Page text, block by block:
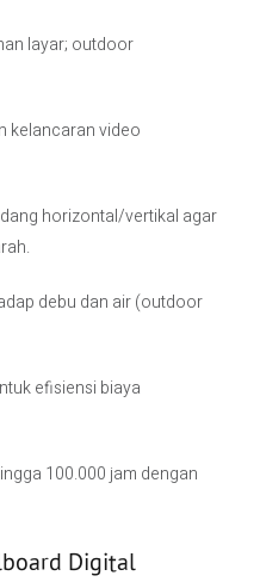
layar; outdoor
kelancaran video
horizontal/vertikal agar
debu dan air (outdoor
efisiensi biaya
100.000 jam dengan
Digital